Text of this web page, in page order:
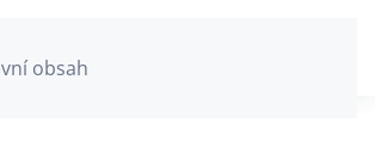
obsah